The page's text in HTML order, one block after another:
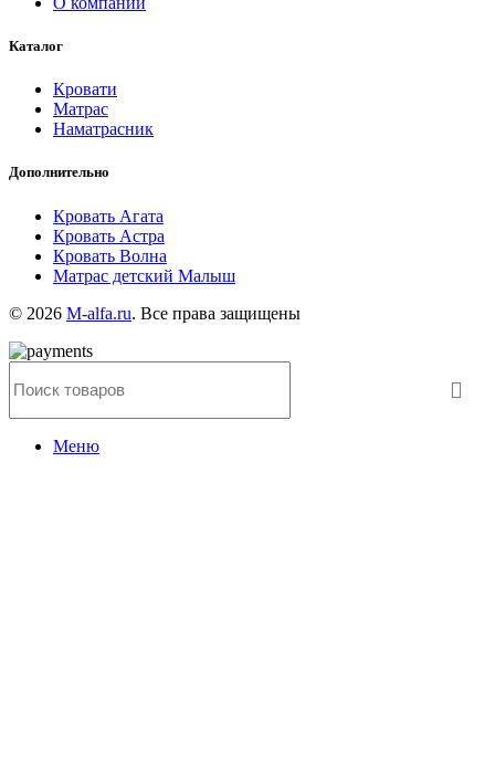
Каталог
Кровати
Матрас
Наматрасник
Дополнительно
Кровать Агата
Кровать Астра
Кровать Волна
Матрас детский Малыш
© 2026 M-alfa.ru. Все права защищены
Меню